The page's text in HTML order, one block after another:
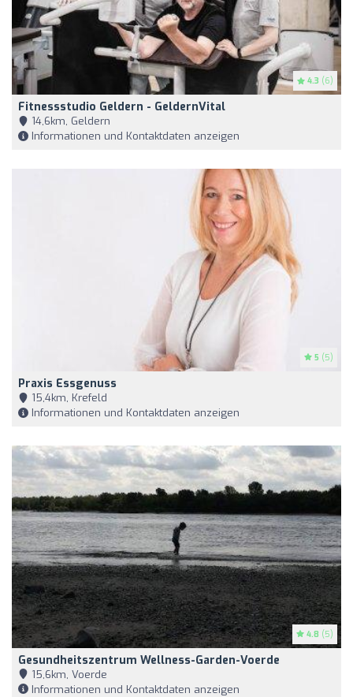
4.3 (6)
Fitnessstudio Geldern - GeldernVital
14,6km, Geldern
Informationen und Kontaktdaten anzeigen
5 (5)
Praxis Essgenuss
15,4km, Krefeld
Informationen und Kontaktdaten anzeigen
4.8 (5)
Gesundheitszentrum Wellness-Garden-Voerde
15,6km, Voerde
Informationen und Kontaktdaten anzeigen